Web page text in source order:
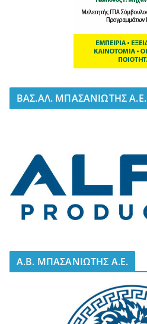
BΑΣ.ΑΛ. ΜΠΑΣΑΝΙΩΤΗΣ Α.Ε.
A.B. ΜΠΑΣΑΝΙΩΤΗΣ Α.Ε.